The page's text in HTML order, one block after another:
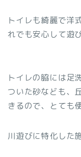
トイレも綺麗で洋
れでも安心して遊
トイレの脇には足
ついた砂なども、
きるので、とても
川遊びに特化した